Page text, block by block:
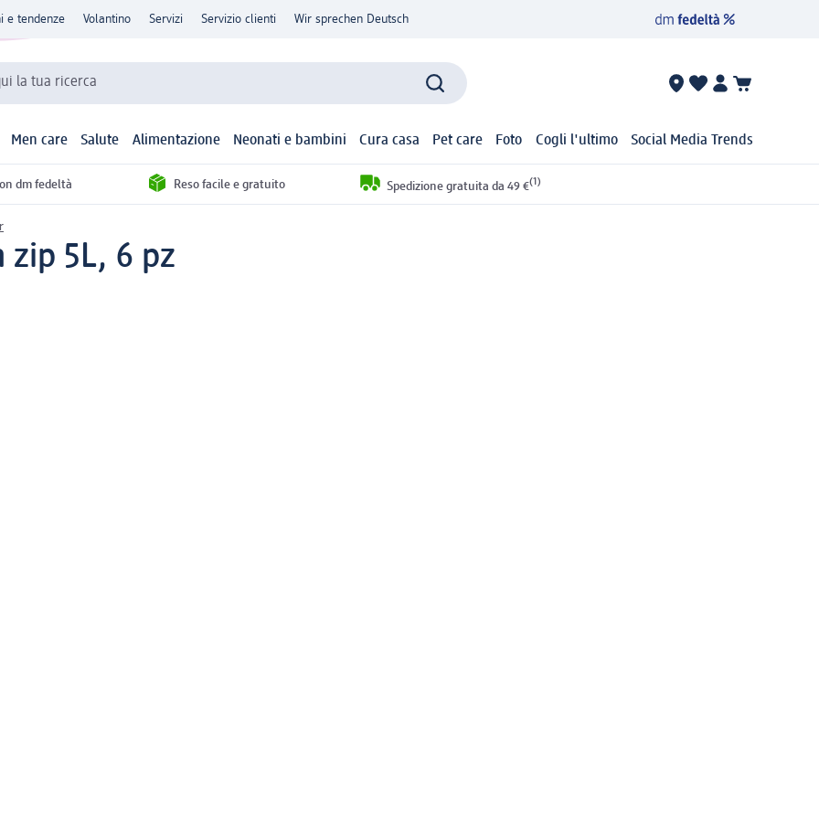
e tendenze Volantino Servizi Servizio clienti Wir sprechen Deutsch
la tua ricerca
Men care Salute Alimentazione Neonati e bambini Cura casa Pet care Foto Cogli l'ultimo Social Media Trends
dm fedeltà Reso facile e gratuito Spedizione gratuita da 49 €(1)
zip 5L, 6 pz